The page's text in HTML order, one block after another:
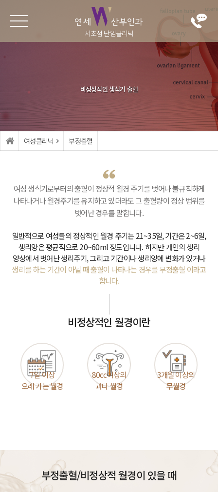
서초점 난임클리닉
난임클리
인공수정
시험관아기
반복적 임신실
원스톱 메디컬
진료
난자냉동
부인과 검진
불순
갱년기관리
여성의학연구
소
연구진 소개
임신사례후기
온라인상담
공지사항
W 난임영상
ENG
비정상적인 생식기 출혈
여성클리닉 부정출혈
여성 생식기로부터의 출혈이 정상적 월경 주기를 벗어나 불규칙하게
나타나거나월경주기를 유지하고 있더라도 그 출혈량이 정상 범위를
벗어난 경우를 말합니다.
일반적으로 여성들의 정상적인 월경 주기는 21~35일, 기간은 2~6일,
생리양은 평균적으로 20~60ml 정도입니다. 하지만 개인의 생리
양상에서 벗어난 생리주기, 그리고 기간이나 생리양에 변화가 있거나
생리를 하는 기간이 아닐 때 출혈이 나타나는 경우를부정출혈 이라고
합니다.
비정상적인 월경이란
7일 이상
오래 가는 월경
80cc이상의
과다 월경
3개월 이상의
무월경
부정출혈/비정상적 월경이 있을 때